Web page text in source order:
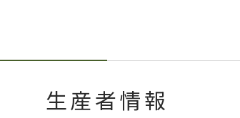
生産者情報